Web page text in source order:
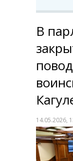
В
14.05.2026,